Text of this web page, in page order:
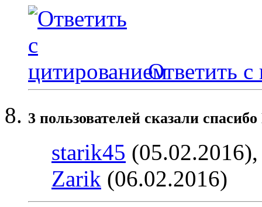
Ответить с
3 пользователей сказали
starik45
Zarik (06.02.2016)